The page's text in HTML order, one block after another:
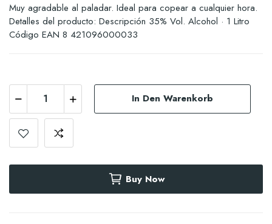
Muy agradable al paladar. Ideal para copear a cualquier hora.
Detalles del producto: Descripción 35% Vol. Alcohol · 1 Litro
Código EAN 8 421096000033
In Den Warenkorb
Buy Now